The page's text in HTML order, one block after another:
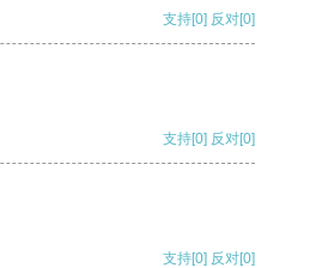
支持[0] 反对[0]
支持[0] 反对[0]
支持[0] 反对[0]